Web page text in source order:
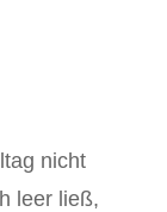
nicht
leer ließ,